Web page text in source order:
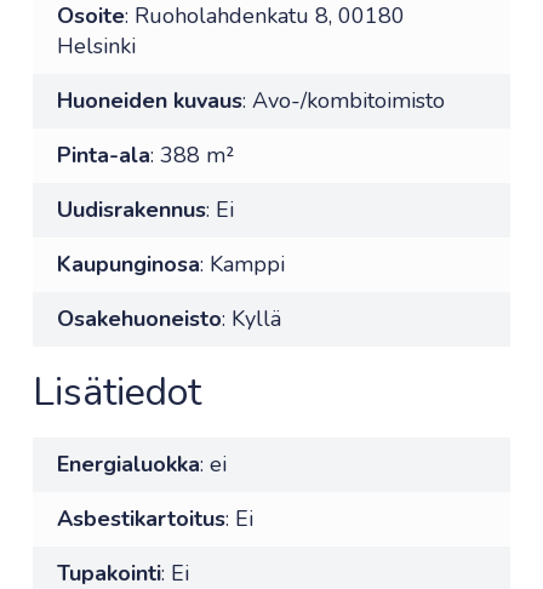
Osoite: Ruoholahdenkatu 8, 00180
Helsinki
Huoneiden kuvaus: Avo-/kombitoimisto
Pinta-ala: 388 m²
Uudisrakennus: Ei
Kaupunginosa: Kamppi
Osakehuoneisto: Kyllä
Lisätiedot
Energialuokka: ei
Asbestikartoitus: Ei
Tupakointi: Ei